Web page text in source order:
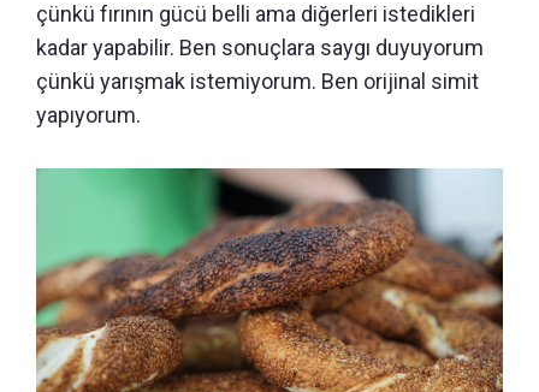
çünkü fırının gücü belli ama diğerleri istedikleri
kadar yapabilir. Ben sonuçlara saygı duyuyorum
çünkü yarışmak istemiyorum. Ben orijinal simit
yapıyorum.